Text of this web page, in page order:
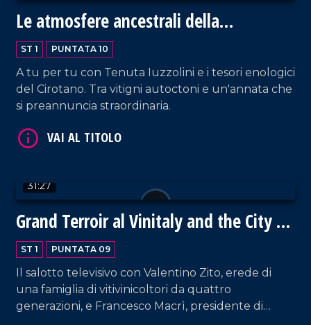
Le atmosfere ancestrali della
vendemmia e la produzione di vino in
cantina
ST 1 PUNTATA 10
A tu per tu con Tenuta Iuzzolini e i tesori enologici
del Cirotano. Tra vitigni autoctoni e un'annata che
si preannuncia straordinaria.
31:27
Grand Terroir al Vinitaly and the City di
Sibari
ST 1 PUNTATA 09
Il salotto televisivo con Valentino Zito, erede di
una famiglia di vitivinicoltori da quattro
generazioni, e Francesco Macrì, presidente di